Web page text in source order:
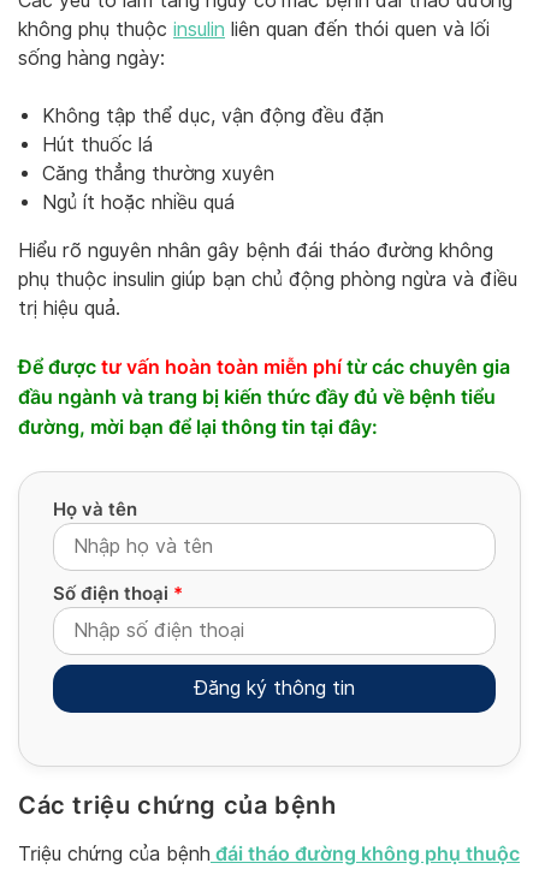
không phụ thuộc insulin liên quan đến thói quen và lối
sống hàng ngày:
Không tập thể dục, vận động đều đặn
Hút thuốc lá
Căng thẳng thường xuyên
Ngủ ít hoặc nhiều quá
Hiểu rõ nguyên nhân gây bệnh đái tháo đường không
phụ thuộc insulin giúp bạn chủ động phòng ngừa và điều
trị hiệu quả.
Để được tư vấn hoàn toàn miễn phítừ các chuyên gia
đầu ngành và trang bị kiến thức đầy đủ về bệnh tiểu
đường, mời bạn để lại thông tin tại đây:
Họ và tên
Số điện thoại *
Alternative:
Các triệu chứng của bệnh
Triệu chứng của bệnh đái tháo đường không phụ thuộc